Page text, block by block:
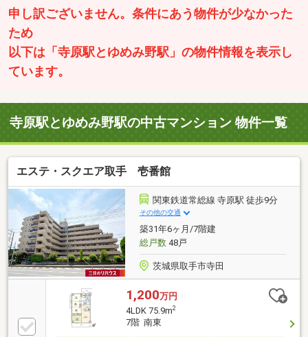
申し訳ございません。条件にあう物件が少なかった
ため
以下は「寺原駅とゆめみ野駅」の物件情報を表示し
ています。
寺原駅とゆめみ野駅の中古マンション 物件一覧
エステ・スクエア取手 壱番館
関東鉄道常総線 寺原駅 徒歩9分
その他の交通
築31年6ヶ月/7階建
総戸数48戸
茨城県取手市寺田
1,200万円
4LDK 75.9m2
7階 南東